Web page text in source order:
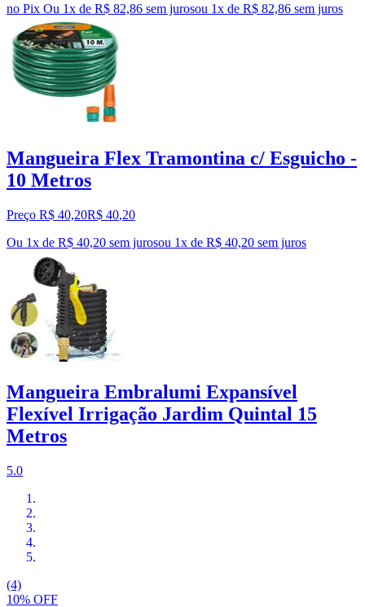
no Pix Ou 1x de R$ 82,86 sem jurosou 1x de R$ 82,86 sem juros
Mangueira Flex Tramontina c/ Esguicho -
10 Metros
Preço R$ 40,20R$ 40,20
Ou 1x de R$ 40,20 sem jurosou 1x de R$ 40,20 sem juros
Mangueira Embralumi Expansível
Flexível Irrigação Jardim Quintal 15
Metros
5.0
(4)
10% OFF